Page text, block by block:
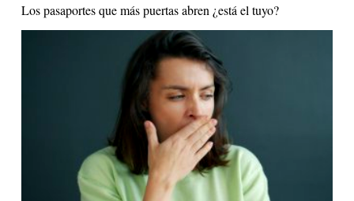
Los pasaportes que más puertas abren ¿está el tuyo?